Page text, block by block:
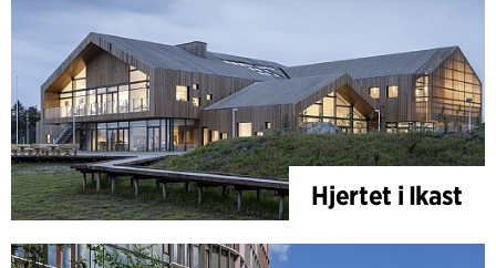
Hjertet i Ikast